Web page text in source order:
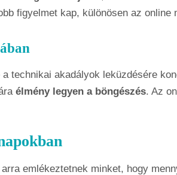
figyelmet kap, különösen az online
technikai akadályok leküzdésére
élmény legyen a böngészés. Az
emlékeztetnek minket, hogy